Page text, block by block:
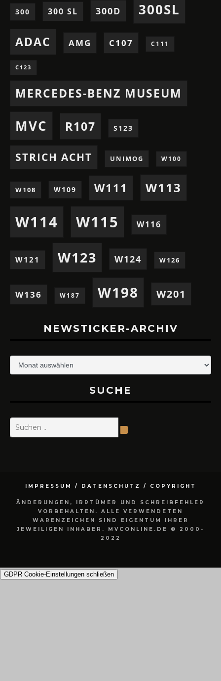
300 300 SL 300D 300SL
ADAC AMG C107 C111
C123
MERCEDES-BENZ MUSEUM
MVC R107 S123
STRICH ACHT UNIMOG W100
W108 W109 W111 W113
W114 W115 W116
W121 W123 W124 W126
W136 W187 W198 W201
NEWSTICKER-ARCHIV
Newsticker-
Archiv
SUCHE
IMPRESSUM / DATENSCHUTZ / COPYRIGHT
ÄNDERUNGEN, IRRTÜMER UND SCHREIBFEHLER
VORBEHALTEN. ALLE VERWENDETEN
WARENZEICHEN SIND EIGENTUM IHRER
JEWEILIGEN INHABER. MVCONLINE.DE © 2000-
2022
GDPR Cookie-Einstellungen schließen